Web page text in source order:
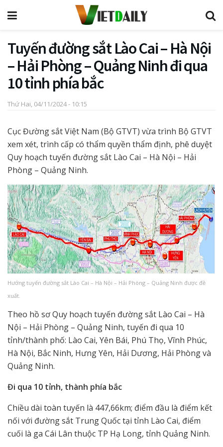
Tuyến đường sắt Lào Cai – Hà Nội
– Hải Phòng – Quảng Ninh đi qua
10 tỉnh phía bắc
Thứ Hai, 04/11/2024 - 10:15
Cục Đường sắt Việt Nam (Bộ GTVT) vừa trình Bộ GTVT
xem xét, trình cấp có thẩm quyền thẩm định, phê duyệt
Quy hoạch tuyến đường sắt Lào Cai – Hà Nội – Hải
Phòng – Quảng Ninh.
Hướng tuyến đường sắt Lào Cai – Hà Nội – Hải Phòng – Quảng Ninh được đề
xuất.
Theo hồ sơ Quy hoạch tuyến đường sắt Lào Cai – Hà
Nội – Hải Phòng – Quảng Ninh, tuyến đi qua 10
tỉnh/thành phố: Lào Cai, Yên Bái, Phú Thọ, Vĩnh Phúc,
Hà Nội, Bắc Ninh, Hưng Yên, Hải Dương, Hải Phòng và
Quảng Ninh.
Đi qua 10 tỉnh, thành phía bắc
Chiều dài toàn tuyến là 447,66km; điểm đầu là điểm kết
nối với đường sắt Trung Quốc tại tỉnh Lào Cai, điểm
cuối là ga Cái Lân thuộc TP Hạ Long, tỉnh Quảng Ninh.